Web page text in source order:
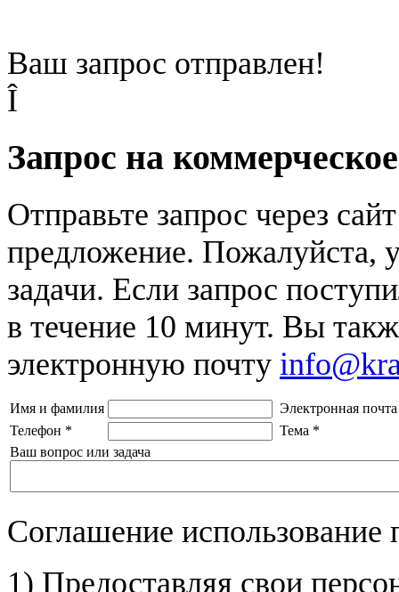
Ваш запрос отправлен!
Î
Запрос на
Отправьте запрос через
предложение. Пожалуйста,
задачи. Если запрос
в течение 10 минут. Вы
электронную почту
Имя и фамилия
Электронная почта
Телефон * Тема *
Ваш вопрос или задача
Соглашение
1) Предоставляя свои